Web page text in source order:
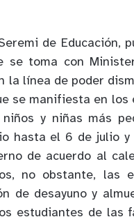
de Educación,
se toma con
la línea de poder
se manifiesta en
y niñas más
hasta el 6 de julio
de acuerdo al
no obstante, las
de desayuno y
estudiantes de las